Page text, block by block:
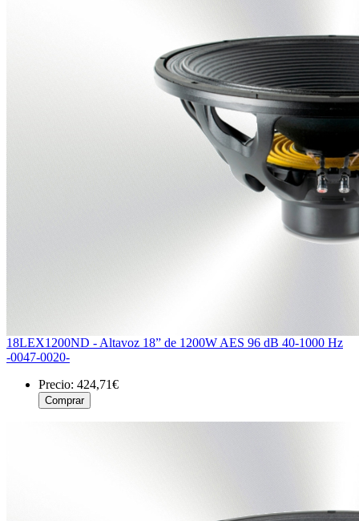
18LEX1200ND - Altavoz 18” de 1200W AES 96 dB 40-1000 Hz
-0047-0020-
Precio: 424,71€